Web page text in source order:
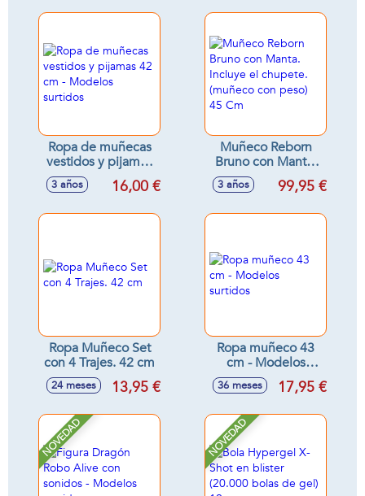
Ropa de muñecas
vestidos y pijamas
42 cm - Modelos
surtidos
3 años 16,00 €
Muñeco Reborn
Bruno con Manta.
Incluye el chupete.
(muñeco con peso)
3 años 99,95 €
Ropa Muñeco Set
con 4 Trajes. 42 cm
24 meses 13,95 €
Ropa muñeco 43
cm - Modelos
surtidos
36 meses 17,95 €
NOVEDAD NOVEDAD